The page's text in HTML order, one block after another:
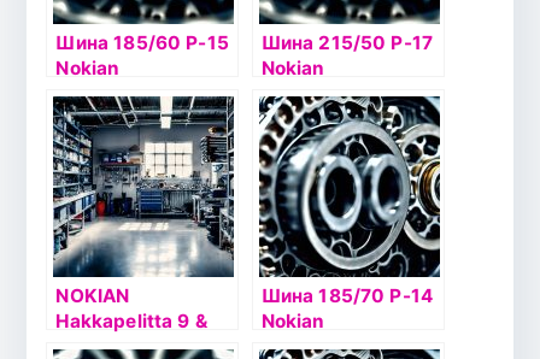
Шина 185/60 Р-15
Nokian
Hakkapelitta 7 88Т
б/к шип
Шина 215/50 Р-17
Nokian
Hakkapelitta 8 95T
б/к шип
NOKIAN
Hakkapelitta 9 &
NOKIAN
Шина 185/70 Р-14
Nokian
Hakkapelitta 8 92T